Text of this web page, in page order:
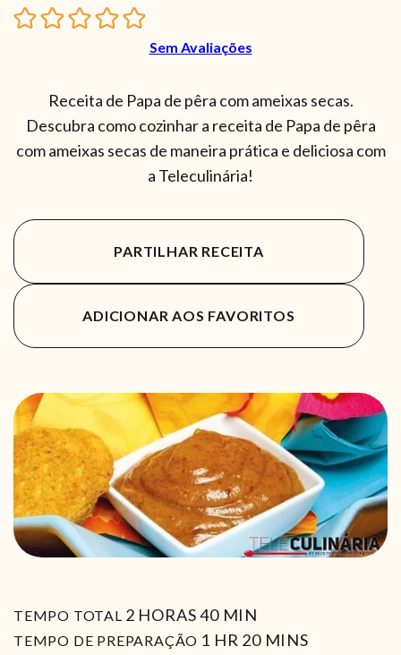
Sem Avaliações
Receita de Papa de pêra com ameixas secas.
Descubra como cozinhar a receita de Papa de pêra
com ameixas secas de maneira prática e deliciosa com
a Teleculinária!
PARTILHAR RECEITA
ADICIONAR AOS FAVORITOS
TEMPO TOTAL 2HORAS
HORAS40MIN
MIN
TEMPO DE PREPARAÇÃO 1 HORA
HR 20MIN
MINS